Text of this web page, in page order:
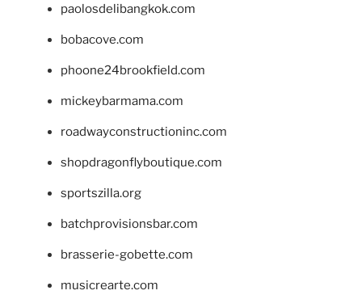
paolosdelibangkok.com
bobacove.com
phoone24brookfield.com
mickeybarmama.com
roadwayconstructioninc.com
shopdragonflyboutique.com
sportszilla.org
batchprovisionsbar.com
brasserie-gobette.com
musicrearte.com